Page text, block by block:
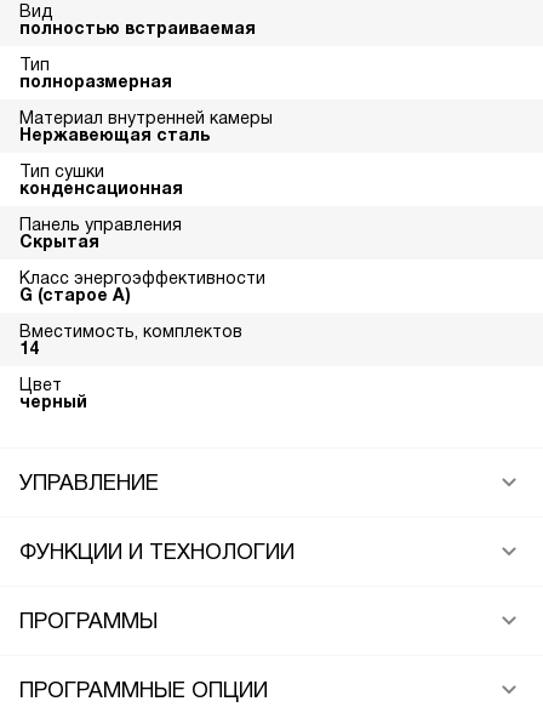
Вид
полностью встраиваемая
Тип
полноразмерная
Материал внутренней камеры
Нержавеющая сталь
Тип сушки
конденсационная
Панель управления
Скрытая
Класс энергоэффективности
G (старое A)
Вместимость, комплектов
14
Цвет
черный
УПРАВЛЕНИЕ
ФУНКЦИИ И ТЕХНОЛОГИИ
ПРОГРАММЫ
ПРОГРАММНЫЕ ОПЦИИ